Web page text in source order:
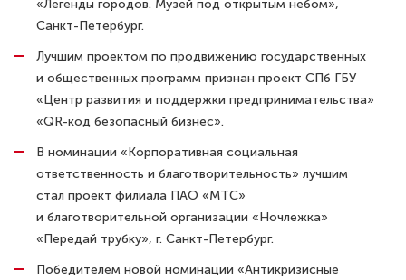
«Легенды городов. Музей под открытым небом»,
Санкт-Петербург.
Лучшим проектом по продвижению государственных
и общественных программ признан проект СПб ГБУ
«Центр развития и поддержки предпринимательства»
«QR-код безопасный бизнес».
В номинации «Корпоративная социальная
ответственность и благотворительность» лучшим
стал проект филиала ПАО «МТС»
и благотворительной организации «Ночлежка»
«Передай трубку», г. Санкт-Петербург.
Победителем новой номинации «Антикризисные